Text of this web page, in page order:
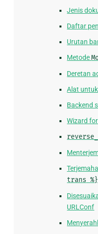
Jenis
Daftar
Urutan
Metode
Deretan
Alat
Backend
Wizard
trans %}
URLConf